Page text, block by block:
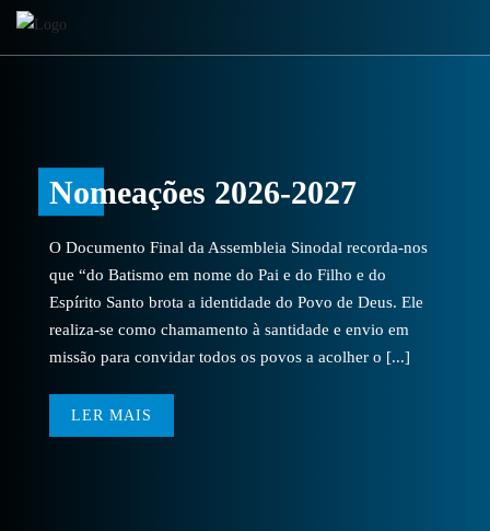
Nomeações 2026-2027
O Documento Final da Assembleia Sinodal recorda-nos
que “do Batismo em nome do Pai e do Filho e do
Espírito Santo brota a identidade do Povo de Deus. Ele
realiza-se como chamamento à santidade e envio em
missão para convidar todos os povos a acolher o [...]
LER MAIS